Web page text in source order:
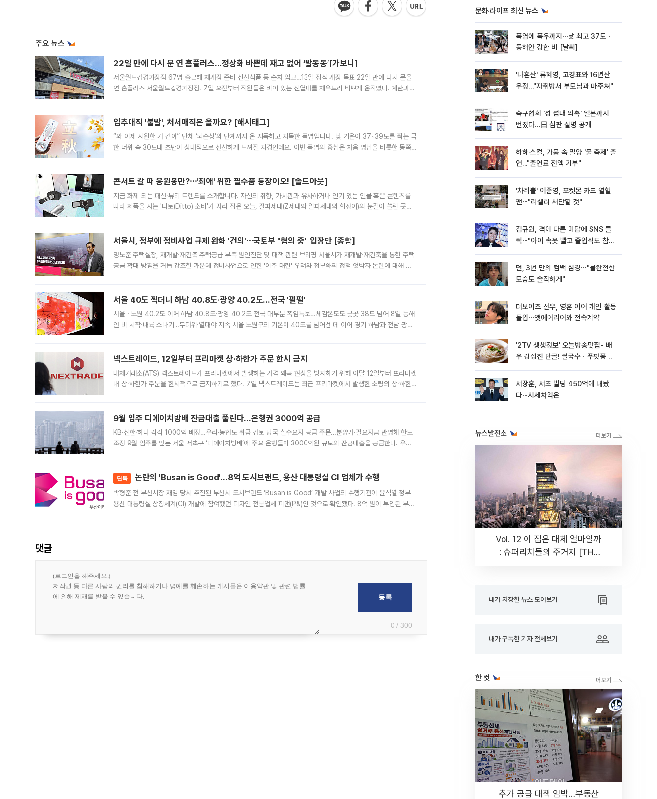
주요 뉴스
22일 만에 다시 문 연 홈플러스…정상화 바쁜데 재고 없어 ‘발동동’[가보니]
서울월드컵경기장점 67명 출근해 재개점 준비 신선식품 등 순차 입고…13일 정식 개장 목표 22일 만에 다시 문을
연 홈플러스 서울월드컵경기장점. 7일 오전부터 직원들은 비어 있는 진열대를 채우느라 바쁘게 움직였다. 계란과
입추매직 '불발', 처서매직은 올까요? [해시태그]
“와 이제 시원한 거 같아” 단체 ‘뇌손상’의 단계까지 온 지독하고 지독한 폭염입니다. 낮 기온이 37~39도를 찍는 극
한 더위 속 30도대 초반이 상대적으로 선선하게 느껴질 지경인데요. 이번 폭염의 중심은 처음 영남을 비롯한 동쪽
콘서트 갈 때 응원봉만?⋯'최애' 위한 필수품 등장이오! [솔드아웃]
지금 화제 되는 패션·뷰티 트렌드를 소개합니다. 자신의 취향, 가치관과 유사하거나 인기 있는 인물 혹은 콘텐츠를
따라 제품을 사는 '디토(Ditto) 소비'가 자리 잡은 오늘, 잘파세대(Z세대와 알파세대의 합성어)의 눈길이 쏠린 곳은
서울시, 정부에 정비사업 규제 완화 '건의'⋯국토부 "협의 중" 입장만 [종합]
명노준 주택실장, 재개발·재건축 주택공급 부족 원인진단 및 대책 관련 브리핑 서울시가 재개발·재건축을 통한 주택
공급 확대 방침을 거듭 강조한 가운데 정비사업으로 인한 '이주 대란' 우려와 정부와의 정책 엇박자 논란에 대해 정
서울 40도 찍더니 하남 40.8도·광양 40.2도…전국 '펄펄'
서울ㆍ노원 40.2도 이어 하남 40.8도·광양 40.2도 전국 대부분 폭염특보…체감온도도 곳곳 38도 넘어 8일 동해
안 비 시작·내륙 소나기…무더위·열대야 지속 서울 노원구의 기온이 40도를 넘어선 데 이어 경기 하남과 전남 광양
넥스트레이드, 12일부터 프리마켓 상·하한가 주문 한시 금지
대체거래소(ATS) 넥스트레이드가 프리마켓에서 발생하는 가격 왜곡 현상을 방지하기 위해 이달 12일부터 프리마켓
내 상·하한가 주문을 한시적으로 금지하기로 했다. 7일 넥스트레이드는 최근 프리마켓에서 발생한 소량의 상·하한
9월 입주 디에이치방배 잔금대출 풀린다…은행권 3000억 공급
KB·신한·하나 각각 1000억 배정…우리·농협도 취급 검토 당국 실수요자 공급 주문…분양가·필요자금 반영해 한도
조정 9월 입주를 앞둔 서울 서초구 ‘디에이치방배’에 주요 은행들이 3000억원 규모의 잔금대출을 공급한다. 우리
단독 논란의 'Busan is Good'…8억 도시브랜드, 용산 대통령실 CI 업체가 수행
박형준 전 부산시장 재임 당시 추진된 부산시 도시브랜드 ‘Busan is Good’ 개발 사업의 수행기관이 윤석열 정부
용산 대통령실 상징체계(CI) 개발에 참여했던 디자인 전문업체 피앤(P&)인 것으로 확인됐다. 8억 원이 투입된 부산
댓글
0 / 300
문화·라이프 최신 뉴스
폭염에 폭우까지⋯낮 최고 37도ㆍ
동해안 강한 비 [날씨]
'나혼산' 류혜영, 고경표와 16년산
우정…"자취방서 부모님과 마주쳐"
축구협회 '성 접대 의혹' 일본까지
번졌다…日 심판 실명 공개
하하·스컬, 가뭄 속 밀양 '물 축제' 출
연…"출연료 전액 기부"
'차쥐뿔' 이준영, 포켓몬 카드 열혈
팬⋯"리셀러 처단할 것"
김규원, 격이 다른 미담에 SNS 들
썩⋯"아이 속옷 빨고 졸업식도 참
던, 3년 만의 컴백 심경⋯"불완전한
모습도 솔직하게"
더보이즈 선우, 영훈 이어 개인 활동
돌입⋯앳에어리어와 전속계약
'2TV 생생정보' 오늘방송맛집- 배
우 강성진 단골! 쌀국수ㆍ푸팟퐁 커
서장훈, 서초 빌딩 450억에 내놨
다⋯시세차익은
뉴스발전소
Vol. 12 이 집은 대체 얼마일까
: 슈퍼리치들의 주거지 [THE
내가 저장한 뉴스 모아보기
내가 구독한 기자 전체보기
한 컷
추가 공급 대책 임박…부동산